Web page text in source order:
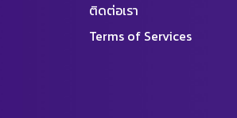
ติดต่อเรา
Terms of Services